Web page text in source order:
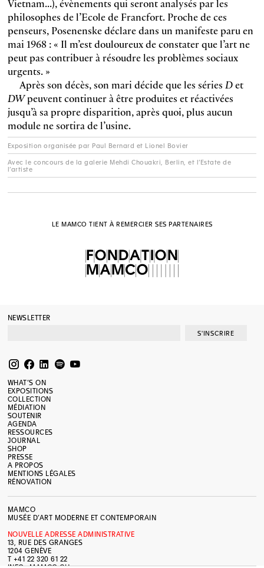
Vietnam...), évènements qui seront analysés par les
philosophes de l’Ecole de Francfort. Proche de ces
penseurs, Posenenske déclare dans un manifeste paru en
mai 1968 : « Il m’est douloureux de constater que l’art ne
peut pas contribuer à résoudre les problèmes sociaux
urgents. »
Après son décès, son mari décide que les sériesDet
DWpeuvent continuer à être produites et réactivées
jusqu’à sa propre disparition, après quoi, plus aucun
module ne sortira de l’usine.
Exposition organisée par Paul Bernard et Lionel Bovier
Avec le concours de la galerie Mehdi Chouakri, Berlin, et l’Estate de
l’artiste
LE MAMCO TIENT À REMERCIER SES PARTENAIRES
NEWSLETTER
S'INSCRIRE
WHAT’S ON
EXPOSITIONS
COLLECTION
MÉDIATION
SOUTENIR
AGENDA
RESSOURCES
JOURNAL
SHOP
PRESSE
A PROPOS
MENTIONS LÉGALES
RÉNOVATION
MAMCO
MUSÉE D’ART MODERNE ET CONTEMPORAIN
NOUVELLE ADRESSE ADMINISTRATIVE
13, RUE DES GRANGES
1204 GENÈVE
T +41 22 320 61 22